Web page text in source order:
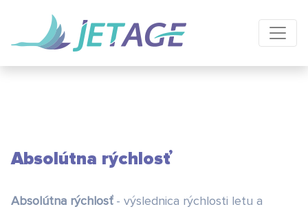
Absolútna rýchlosť
Absolútna rýchlosť- výslednica rýchlosti letu a